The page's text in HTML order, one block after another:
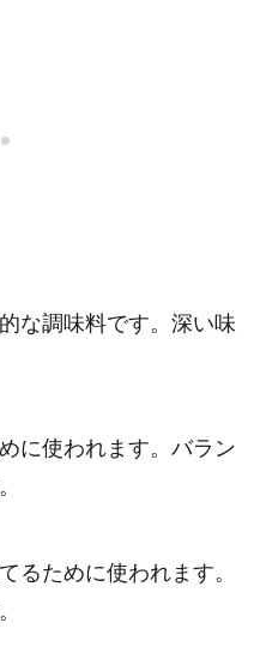
な調味料です。深い味
に使われます。バラン
るために使われます。